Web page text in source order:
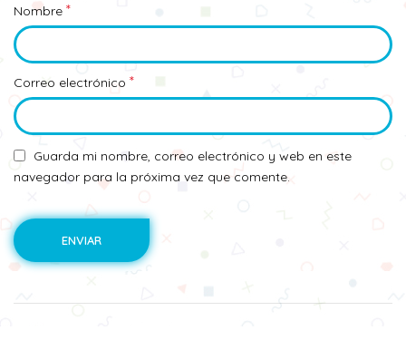
Nombre *
Correo electrónico *
Guarda mi nombre, correo electrónico y web en este
navegador para la próxima vez que comente.